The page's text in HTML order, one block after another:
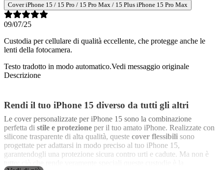
Cover iPhone 15 / 15 Pro / 15 Pro Max / 15 Plus iPhone 15 Pro Max
09/07/25
Custodia per cellulare di qualità eccellente, che protegge anche le
lenti della fotocamera.
Testo tradotto in modo automatico.Vedi messaggio originale
Descrizione
Rendi il tuo iPhone 15 diverso da tutti gli altri
Le cover personalizzate per iPhone 15 sono la combinazione
perfetta di stile e protezione per il tuo amato iPhone. Realizzate con
silicone trasparente di alta qualità, queste cover flessibili sono
progettate per adattarsi in modo preciso al tuo iPhone 15,
garantendogli una protezione sicura contro urti e cadute. Ma non è